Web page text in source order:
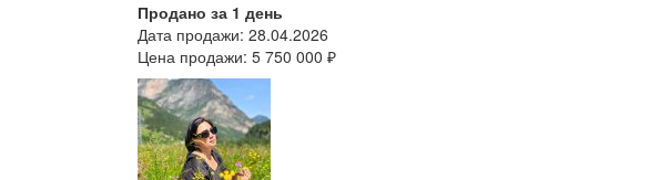
Продано за 1 день
Дата продажи: 28.04.2026
Цена продажи: 5 750 000 ₽